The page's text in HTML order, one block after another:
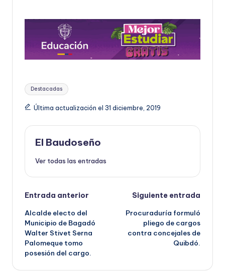
Etiquetas:
Destacadas
Última actualización el 31 diciembre, 2019
El Baudoseño
Ver todas las entradas
Navegación
de
entradas
Entrada anterior
Alcalde electo del
Municipio de Bagadó
Walter Stivet Serna
Palomeque tomo
posesión del cargo.
Siguiente entrada
Procuraduría formuló
pliego de cargos
contra concejales de
Quibdó.